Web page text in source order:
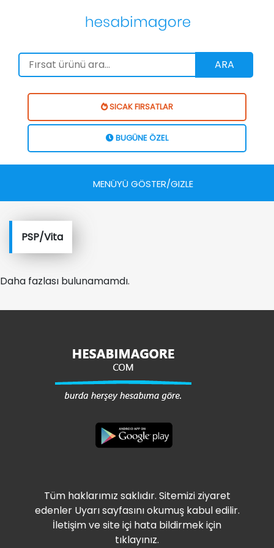
ARA
SICAK FIRSATLAR
BUGÜNE ÖZEL
MENÜYÜ GÖSTER/GIZLE
PSP/Vita
Daha fazlası bulunamamdı.
Tüm haklarımız saklıdır. Sitemizi ziyaret
edenler Uyarı sayfasını okumuş kabul edilir.
İletişim ve site içi hata bildirmek için
tıklayınız.